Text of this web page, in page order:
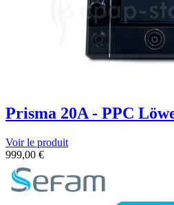
Prisma 20A - PPC
Voir le produit
999,00 €